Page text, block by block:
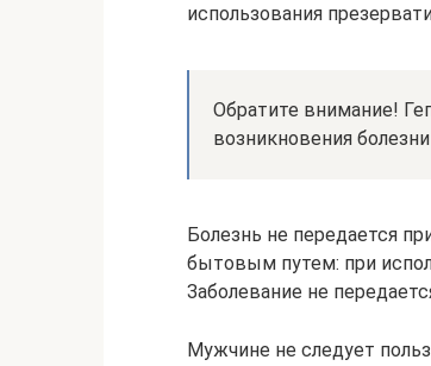
использования
Обратите внимание!
возникновения
Болезнь не передается
бытовым путем: при
Заболевание не
Мужчине не следует